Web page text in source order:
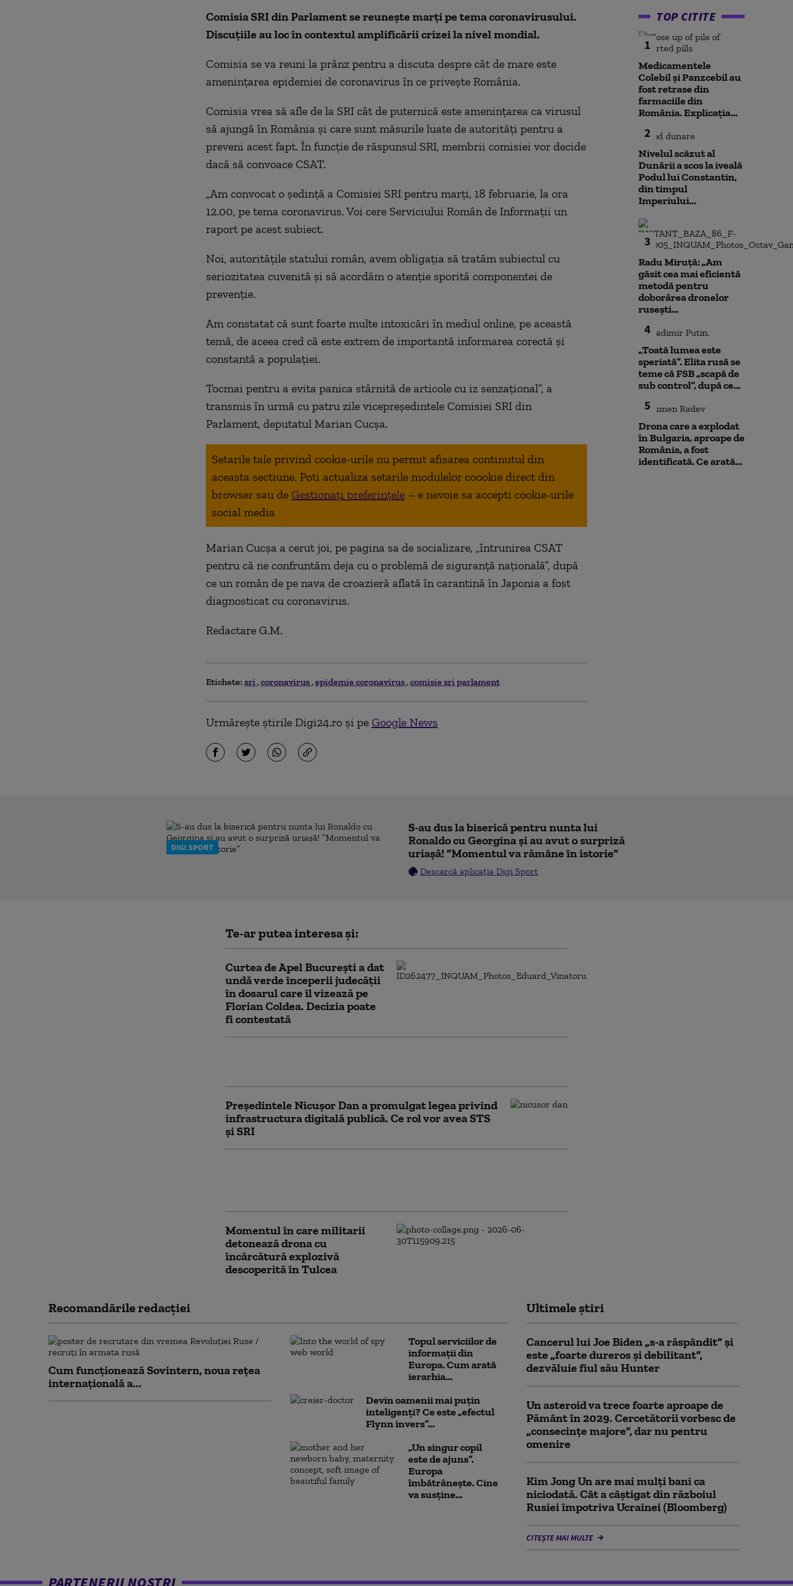
Comisia SRI din Parlament se reuneşte marţi pe tema coronavirusului.
Discuțiile au loc în contextul amplificării crizei la nivel mondial.
Comisia se va reuni la prânz pentru a discuta despre cât de mare este
ameninţarea epidemiei de coronavirus în ce priveşte România.
Comisia vrea să afle de la SRI cât de puternică este ameninţarea ca virusul
să ajungă în România şi care sunt măsurile luate de autorităţi pentru a
preveni acest fapt. În funcţie de răspunsul SRI, membrii comisiei vor decide
dacă să convoace CSAT.
„Am convocat o şedinţă a Comisiei SRI pentru marţi, 18 februarie, la ora
12.00, pe tema coronavirus. Voi cere Serviciului Român de Informaţii un
raport pe acest subiect.
Noi, autorităţile statului român, avem obligaţia să tratăm subiectul cu
seriozitatea cuvenită şi să acordăm o atenţie sporită componentei de
prevenţie.
Am constatat că sunt foarte multe intoxicări în mediul online, pe această
temă, de aceea cred că este extrem de importantă informarea corectă şi
constantă a populaţiei.
Tocmai pentru a evita panica stârnită de articole cu iz senzaţional”, a
transmis în urmă cu patru zile vicepreşedintele Comisiei SRI din
Parlament, deputatul Marian Cucşa.
Setarile tale privind cookie-urile nu permit afisarea continutul din
aceasta sectiune. Poti actualiza setarile modulelor coookie direct din
browser sau de Gestionați preferințele – e nevoie sa accepti cookie-urile
social media
Marian Cucșa a cerut joi, pe pagina sa de socializare, „întrunirea CSAT
pentru că ne confruntăm deja cu o problemă de siguranţă naţională”, după
ce un român de pe nava de croazieră aflată în carantină în Japonia a fost
diagnosticat cu coronavirus.
Redactare G.M.
Etichete: sri coronavirus epidemie coronavirus comisie sri parlament
Urmărește știrile Digi24.ro și pe Google News
TOP CITITE
1
Medicamentele
Colebil și Panzcebil au
fost retrase din
farmaciile din
România. Explicația...
2
Nivelul scăzut al
Dunării a scos la iveală
Podul lui Constantin,
din timpul
Imperiului...
3
Radu Miruță: „Am
găsit cea mai eficientă
metodă pentru
doborârea dronelor
rusești...
4
„Toată lumea este
speriată”. Elita rusă se
teme că FSB „scapă de
sub control”, după ce...
5
Drona care a explodat
în Bulgaria, aproape de
România, a fost
identificată. Ce arată...
DIGI SPORT
S-au dus la biserică pentru nunta lui
Ronaldo cu Georgina și au avut o surpriză
uriașă! ”Momentul va rămâne în istorie”
Descarcă aplicația Digi Sport
Te-ar putea interesa și:
Curtea de Apel București a dat
undă verde începerii judecății
în dosarul care îl vizează pe
Florian Coldea. Decizia poate
fi contestată
Președintele Nicușor Dan a promulgat legea privind
infrastructura digitală publică. Ce rol vor avea STS
și SRI
Momentul în care militarii
detonează drona cu
încărcătură explozivă
descoperită în Tulcea
Recomandările redacţiei
Cum funcționează Sovintern, noua rețea
internațională a...
Topul serviciilor de
informații din
Europa. Cum arată
ierarhia...
Devin oamenii mai puțin
inteligenți? Ce este „efectul
Flynn invers”...
„Un singur copil
este de ajuns”.
Europa
îmbătrânește. Cine
va susține...
Ultimele știri
Cancerul lui Joe Biden „s-a răspândit” şi
este „foarte dureros și debilitant”,
dezvăluie fiul său Hunter
Un asteroid va trece foarte aproape de
Pământ în 2029. Cercetătorii vorbesc de
„consecințe majore”, dar nu pentru
omenire
Kim Jong Un are mai mulți bani ca
niciodată. Cât a câștigat din războiul
Rusiei împotriva Ucrainei (Bloomberg)
CITEȘTE MAI MULTE
PARTENERII NOȘTRI